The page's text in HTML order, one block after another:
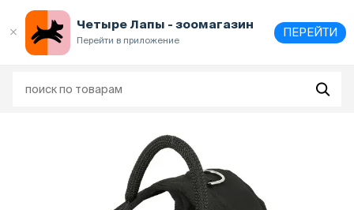
Четыре Лапы - зоомагазин
Перейти в приложение
ПЕРЕЙТИ